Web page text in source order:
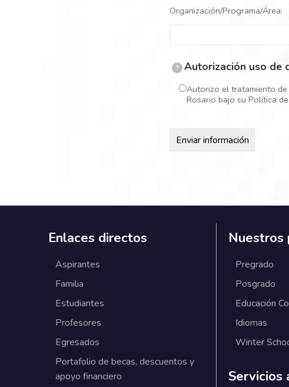
Organización/Programa/Área:
? Autorización uso de
Autorizo el tratamiento
Rosario bajo su Política
Enlaces directos
Aspirantes
Familia
Estudiantes
Profesores
Egresados
Portafolio de becas, descuentos y
apoyo financiero
Nuestros
Pregrado
Posgrado
Educación
Idiomas
Winter
Servicios